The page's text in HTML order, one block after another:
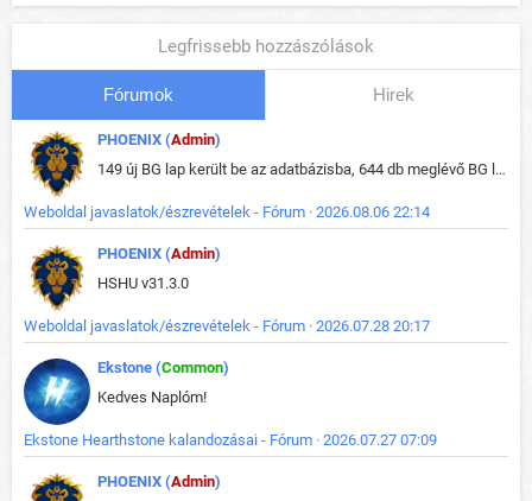
Legfrissebb hozzászólások
Fórumok Hirek
PHOENIX (Admin)
149 új BG lap került be az adatbázisba, 644 db meglévő BG lap módosult, bekerültek az új képek a megváltozott lapokhoz is.
Weboldal javaslatok/észrevételek - Fórum · 2026.08.06 22:14
PHOENIX (Admin)
HSHU v31.3.0
Weboldal javaslatok/észrevételek - Fórum · 2026.07.28 20:17
Ekstone (Common)
Kedves Naplóm!
Ekstone Hearthstone kalandozásai - Fórum · 2026.07.27 07:09
PHOENIX (Admin)